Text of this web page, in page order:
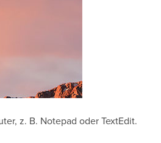
z. B. Notepad oder TextEdit.